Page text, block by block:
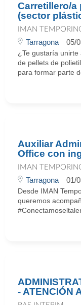
Carretillero/a
(sector
IMAN
Tarragona 05/
¿Te gustaría
de pellets de
para formar parte
Auxiliar
Office con
IMAN
Tarragona 01/
Desde IMAN
queremos
- ATENCIÓN